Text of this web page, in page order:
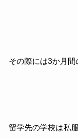
その際には3か月間
留学先の学校は私